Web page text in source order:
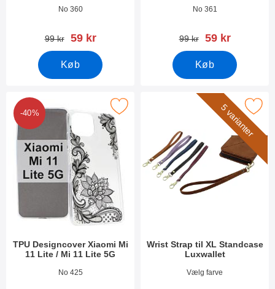
Varenr 40640No 360
pris
99 kr pris
59 kr
Køb
Varenr 40639No 361
pris
99 kr pris
59 kr
Køb
-40%
TPU Designcover Xiaomi Mi
11 Lite / Mi 11 Lite 5G
Varenr 40578No 425
Designcover Xiaomi Mi 11 Lite / Mi 11 Lite 5G som favorit
5 varianter
Wrist Strap til XL Standcase
Luxwallet
Varenr 50276Vælg farve
Marker wrist Strap til XL